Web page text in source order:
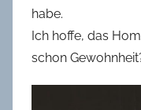
habe.
Ich hoffe, das
schon